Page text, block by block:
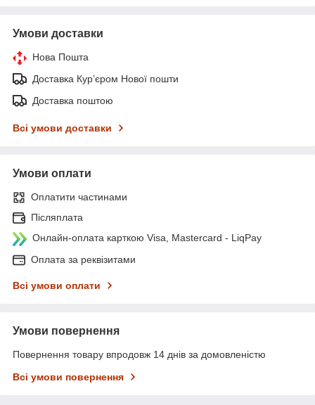
Умови доставки
Нова Пошта
Доставка Курʼєром Нової пошти
Доставка поштою
Всі умови доставки
Умови оплати
Оплатити частинами
Післяплата
Онлайн-оплата карткою Visa, Mastercard - LiqPay
Оплата за реквізитами
Всі умови оплати
Умови повернення
Повернення товару впродовж 14 днів за домовленістю
Всі умови повернення